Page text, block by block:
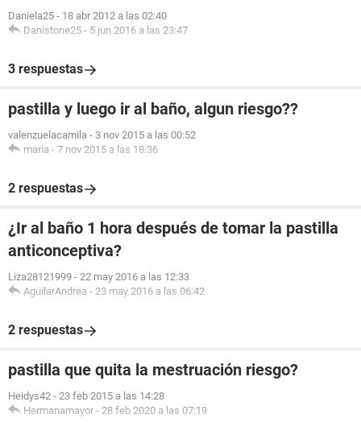
Daniela25 - 18 abr 2012 a las 02:40
Danistone25 - 5 jun 2016 a las 23:47
3 respuestas
pastilla y luego ir al baño, algun riesgo??
valenzuelacamila - 3 nov 2015 a las 00:52
maria - 7 nov 2015 a las 18:36
2 respuestas
¿Ir al baño 1 hora después de tomar la pastilla
anticonceptiva?
Liza28121999 - 22 may 2016 a las 12:33
AguilarAndrea - 23 may 2016 a las 06:42
2 respuestas
pastilla que quita la mestruación riesgo?
Heidys42 - 23 feb 2015 a las 14:28
Hermanamayor - 28 feb 2020 a las 07:19